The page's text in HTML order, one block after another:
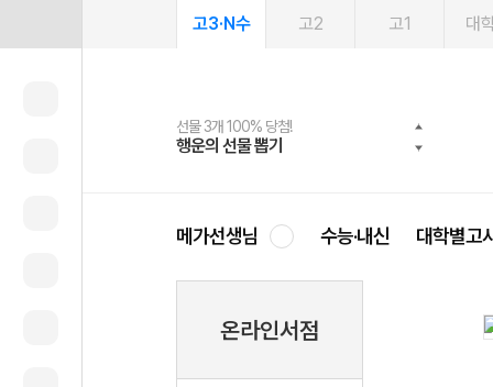
고3·N수 고2 고1 대
선물 3개 100% 당첨!
행운의 선물 뽑기
선물 100% 증정!
메가스터디 X 올리브
여름방학 스터디 캐시백
메가런 썸머스쿨
2027 러셀 단과
강사 공개선발
스마트러닝앱
설문 EVENT
메가패스
3일 무료 체험권
메가패스 수강생 무료혜택!
메가클럽 멤버십
사회공헌 캠페인
희망이룸 메가나눔
메가선생님 수능·내신 대학별고
온라인서점